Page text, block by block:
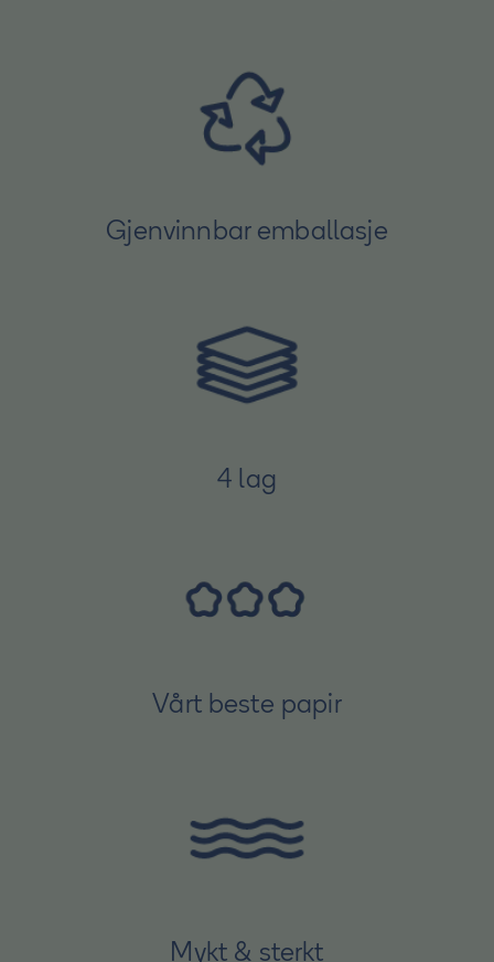
Gjenvinnbar emballasje
4 lag
Vårt beste papir
Mykt & sterkt